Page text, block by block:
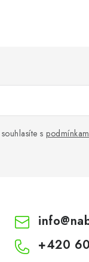
s
info@
+420